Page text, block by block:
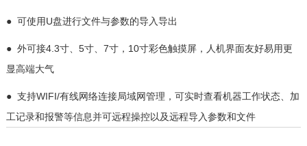
● 可使用U盘进行文件与参数的导入导出
● 外可接4.3寸、5寸、7寸，10寸彩色触摸屏，人机界面友好易用更
显高端大气
● 支持WIFI/有线网络连接局域网管理，可实时查看机器工作状态、加
工记录和报警等信息并可远程操控以及远程导入参数和文件